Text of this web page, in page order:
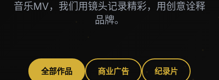
音乐MV，我们用镜头记录精彩，用创意诠释
品牌。
全部作品 商业广告 纪录片